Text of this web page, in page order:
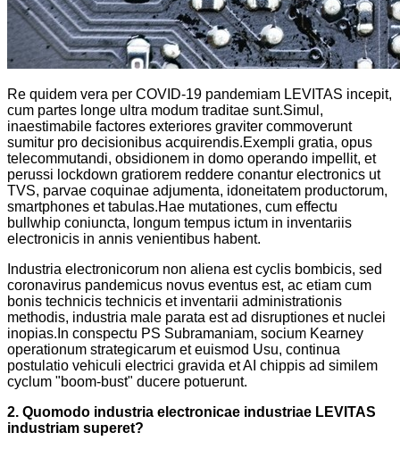
Re quidem vera per COVID-19 pandemiam LEVITAS incepit,
cum partes longe ultra modum traditae sunt.Simul,
inaestimabile factores exteriores graviter commoverunt
sumitur pro decisionibus acquirendis.Exempli gratia, opus
telecommutandi, obsidionem in domo operando impellit, et
perussi lockdown gratiorem reddere conantur electronics ut
TVS, parvae coquinae adjumenta, idoneitatem productorum,
smartphones et tabulas.Hae mutationes, cum effectu
bullwhip coniuncta, longum tempus ictum in inventariis
electronicis in annis venientibus habent.
Industria electronicorum non aliena est cyclis bombicis, sed
coronavirus pandemicus novus eventus est, ac etiam cum
bonis technicis technicis et inventarii administrationis
methodis, industria male parata est ad disruptiones et nuclei
inopias.In conspectu PS Subramaniam, socium Kearney
operationum strategicarum et euismod Usu, continua
postulatio vehiculi electrici gravida et AI chippis ad similem
cyclum "boom-bust" ducere potuerunt.
2. Quomodo industria electronicae industriae LEVITAS
industriam superet?